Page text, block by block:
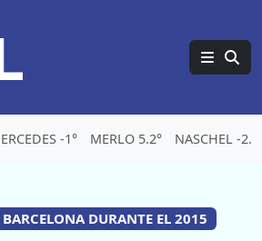
-1° MERLO 5.2° NASCHEL -
DURANTE EL 2015